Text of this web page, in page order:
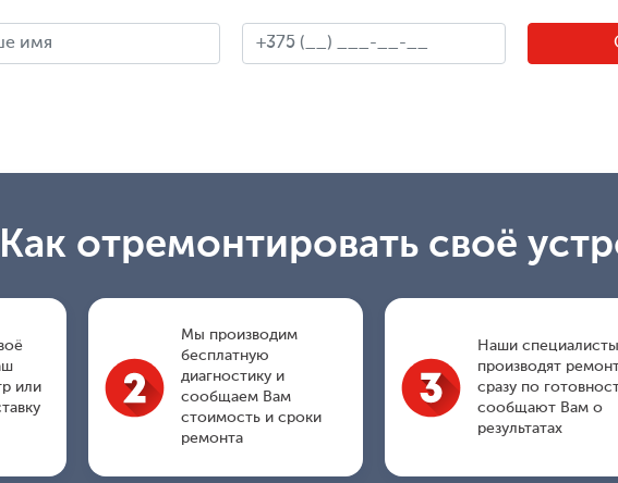
Как отремонтировать своё
или
Мы производим
бесплатную
диагностику и
сообщаем Вам
стоимость и сроки
ремонта
Наши специалисты
производят
сразу по
сообщают Вам о
результатах